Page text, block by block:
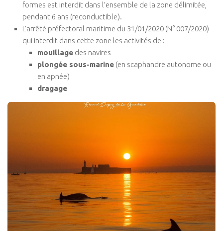
formes est interdit dans l’ensemble de la zone délimitée,
pendant 6 ans (reconductible).
L’arrêté préfectoral maritime du 31/01/2020 (N° 007/2020)
qui interdit dans cette zone les activités de :
mouillage des navires
plongée sous-marine (en scaphandre autonome ou
en apnée)
dragage